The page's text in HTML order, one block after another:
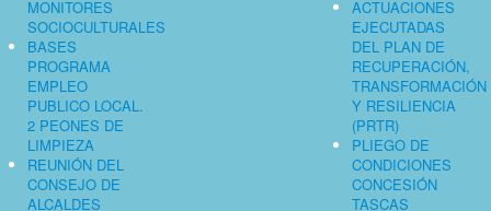
MONITORES
SOCIOCULTURALES
BASES
PROGRAMA
EMPLEO
PUBLICO LOCAL.
2 PEONES DE
LIMPIEZA
REUNIÓN DEL
CONSEJO DE
ALCALDES
ACTUACIONES
EJECUTADAS
DEL PLAN DE
RECUPERACIÓN,
TRANSFORMACIÓN
Y RESILIENCIA
(PRTR)
PLIEGO DE
CONDICIONES
CONCESIÓN
TASCAS